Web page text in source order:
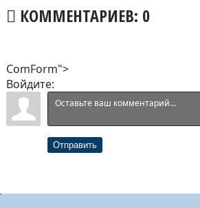
КОММЕНТАРИЕВ: 0
ComForm">
Войдите:
Отправить